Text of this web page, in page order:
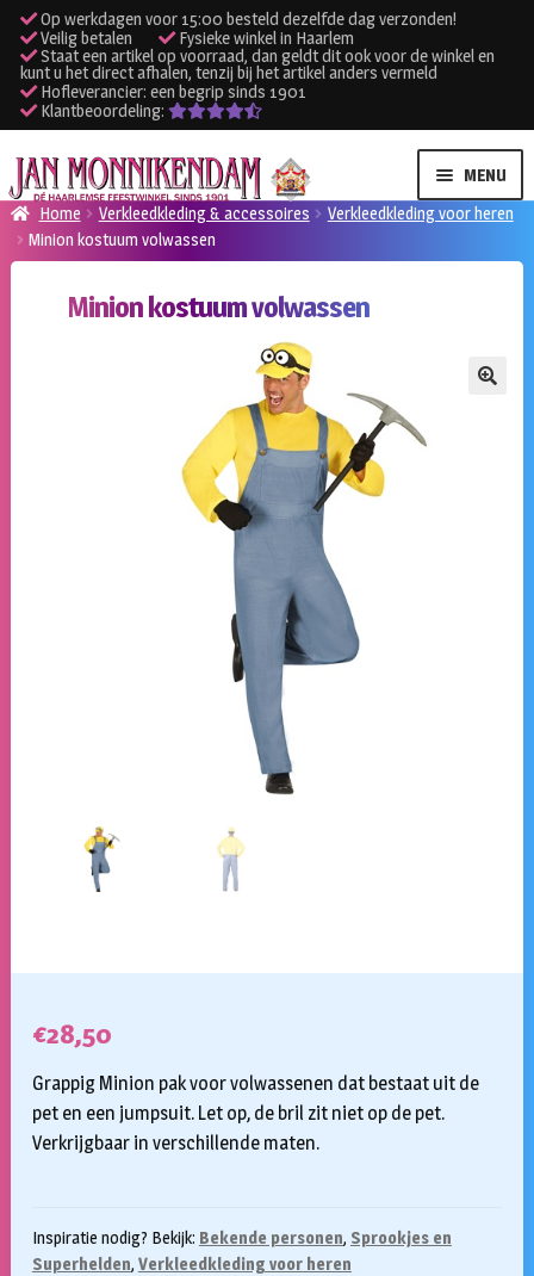
Op werkdagen voor 15:00 besteld dezelfde dag verzonden!
Veilig betalen
Fysieke winkel in Haarlem
Staat een artikel op voorraad, dan geldt dit ook voor de winkel en
kunt u het direct afhalen, tenzij bij het artikel anders vermeld
Hofleverancier: een begrip sinds 1901
Klantbeoordeling:
Ga
door
naar
navigatie
Ga
naar
de
inhoud
MENU
Verhuur kleding
Verhuur apparatuur
Home Verkleedkleding & accessoires
Verkleedkleding voor heren
Minion kostuum volwassen
Minion kostuum volwassen
€28,50
Grappig Minion pak voor volwassenen dat bestaat uit de
pet en een jumpsuit. Let op, de bril zit niet op de pet.
Verkrijgbaar in verschillende maten.
Inspiratie nodig? Bekijk: Bekende personen, Sprookjes en
Superhelden, Verkleedkleding voor heren